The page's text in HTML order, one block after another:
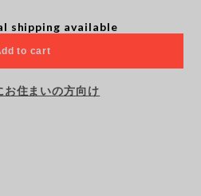
shipping available
to cart
お住まいの方向け